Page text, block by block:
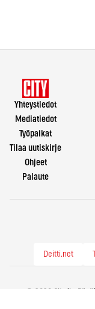
Yhteystiedot
Mediatiedot
Työpaikat
Tilaa uutiskirje
Ohjeet
Palaute
Deitti.net